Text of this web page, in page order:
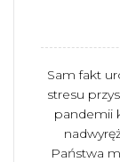
Sam fakt
stresu
pandemii
Państwa